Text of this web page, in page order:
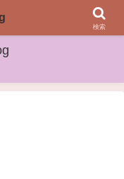
をお届け
検索